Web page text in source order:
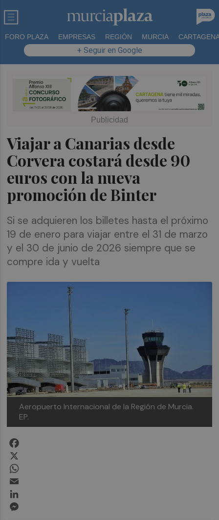
FORO PLAZA EMPRESAS REGIÓN MURCIA
+ Seguir en Google
Viajar a Canarias desde
Corvera costará desde 90
euros con la nueva
promoción de Binter
Si se adquieren los billetes hasta el próximo
19 de enero para viajar entre el 31 de marzo
y el 30 de junio de 2026 siempre que se
compre ida y vuelta
Aeropuerto Internacional de la Región de Murcia.
EP.